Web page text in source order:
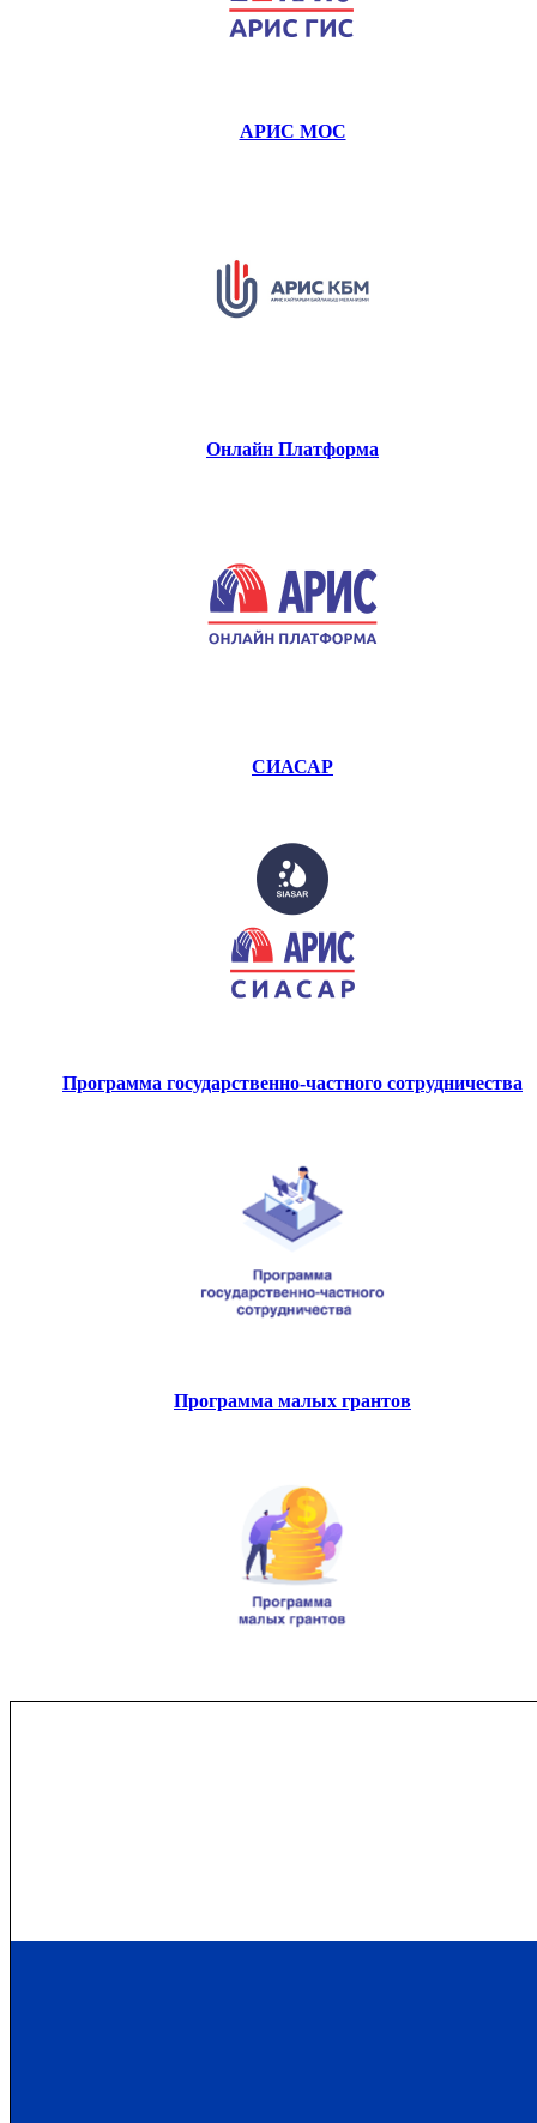
АРИС МОС
Онлайн Платформа
СИАСАР
Программа государственно-частного сотрудничества
Программа малых грантов